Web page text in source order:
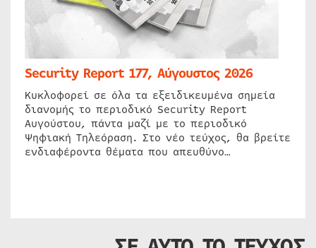
Security Report 177, Αύγουστος 2026
Κυκλοφορεί σε όλα τα εξειδικευμένα σημεία
διανομής το περιοδικό Security Report
Αυγούστου, πάντα μαζί με το περιοδικό
Ψηφιακή Τηλεόραση. Στο νέο τεύχος, θα βρείτε
ενδιαφέροντα θέματα που απευθύνο…